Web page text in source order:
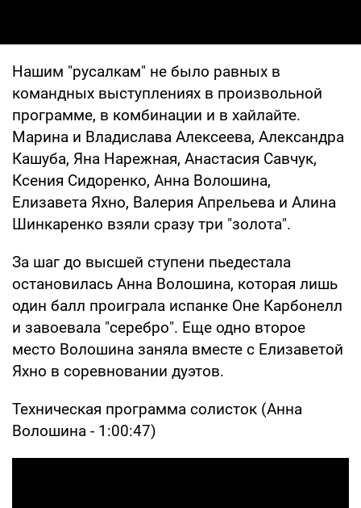
Нашим "русалкам" не было равных в
командных выступлениях в произвольной
программе, в комбинации и в хайлайте.
Марина и Владислава Алексеева, Александра
Кашуба, Яна Нарежная, Анастасия Савчук,
Ксения Сидоренко, Анна Волошина,
Елизавета Яхно, Валерия Апрельева и Алина
Шинкаренко взяли сразу три "золота".
За шаг до высшей ступени пьедестала
остановилась Анна Волошина, которая лишь
один балл проиграла испанке Оне Карбонелл
и завоевала "серебро". Еще одно второе
место Волошина заняла вместе с Елизаветой
Яхно в соревновании дуэтов.
Техническая программа солисток (Анна
Волошина - 1:00:47)